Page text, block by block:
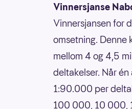
Vinnersjanse
Vinnersjansen for
omsetning. Denne
mellom 4 og 4,5
deltakelser. Når
1:90.000 per
100 000, 10 000,